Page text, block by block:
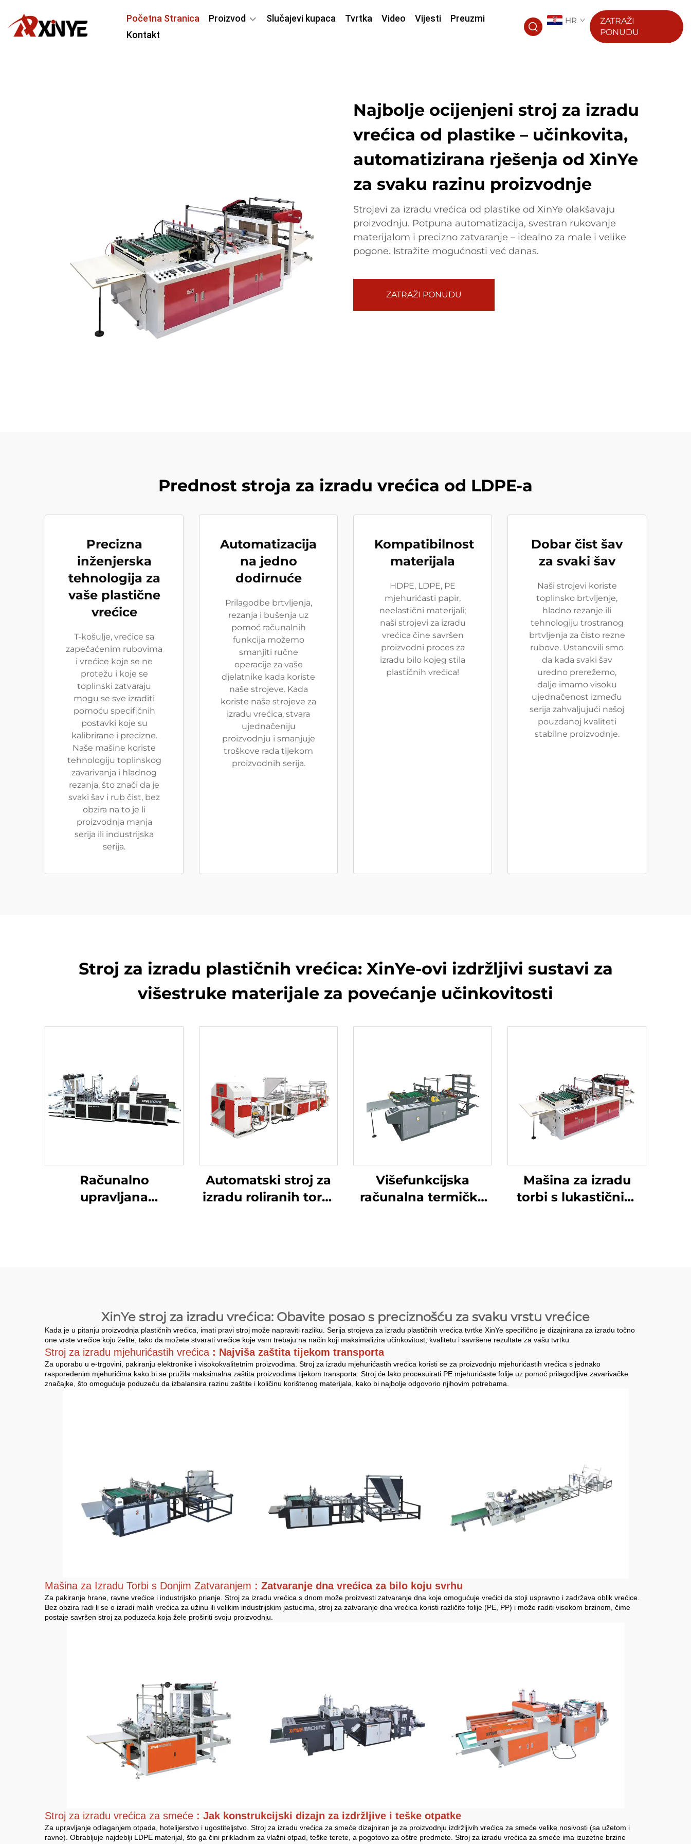
Početna Stranica Proizvod Slučajevi kupaca Tvrtka Video Vijesti
Preuzmi
Kontakt
HR
ZATRAŽI
PONUDU
Najbolje ocijenjeni stroj za izradu
vrećica od plastike – učinkovita,
automatizirana rješenja od XinYe
za svaku razinu proizvodnje
Strojevi za izradu vrećica od plastike od XinYe olakšavaju
proizvodnju. Potpuna automatizacija, svestran rukovanje
materijalom i precizno zatvaranje – idealno za male i velike
pogone. Istražite mogućnosti već danas.
ZATRAŽI PONUDU
Prednost stroja za izradu vrećica od LDPE-a
Precizna
inženjerska
tehnologija za
vaše plastične
vrećice
T-košulje, vrećice sa
zapečaćenim rubovima
i vrećice koje se ne
protežu i koje se
toplinski zatvaraju
mogu se sve izraditi
pomoću specifičnih
postavki koje su
kalibrirane i precizne.
Naše mašine koriste
tehnologiju toplinskog
zavarivanja i hladnog
rezanja, što znači da je
svaki šav i rub čist, bez
obzira na to je li
proizvodnja manja
serija ili industrijska
serija.
Automatizacija
na jedno
dodirnuće
Prilagodbe brtvljenja,
rezanja i bušenja uz
pomoć računalnih
funkcija možemo
smanjiti ručne
operacije za vaše
djelatnike kada koriste
naše strojeve. Kada
koriste naše strojeve za
izradu vrećica, stvara
ujednačeniju
proizvodnju i smanjuje
troškove rada tijekom
proizvodnih serija.
Kompatibilnost
materijala
HDPE, LDPE, PE
mjehurićasti papir,
neelastični materijali;
naši strojevi za izradu
vrećica čine savršen
proizvodni proces za
izradu bilo kojeg stila
plastičnih vrećica!
Dobar čist šav
za svaki šav
Naši strojevi koriste
toplinsko brtvljenje,
hladno rezanje ili
tehnologiju trostranog
brtvljenja za čisto rezne
rubove. Ustanovili smo
da kada svaki šav
uredno prerežemo,
dalje imamo visoku
ujednačenost između
serija zahvaljujući našoj
pouzdanoj kvaliteti
stabilne proizvodnje.
Stroj za izradu plastičnih vrećica: XinYe-ovi izdržljivi sustavi za
višestruke materijale za povećanje učinkovitosti
Računalno
upravljana
Automatski stroj za
izradu roliranih torbi
Višefunkcijska
računalna termička
Mašina za izradu
torbi s lukastičnim
XinYe stroj za izradu vrećica: Obavite posao s preciznošću za svaku vrstu vrećice
Kada je u pitanju proizvodnja plastičnih vrećica, imati pravi stroj može napraviti razliku. Serija strojeva za izradu plastičnih vrećica tvrtke XinYe specifično je dizajnirana za izradu točno
one vrste vrećice koju želite, tako da možete stvarati vrećice koje vam trebaju na način koji maksimalizira učinkovitost, kvalitetu i savršene rezultate za vašu tvrtku.
Stroj za izradu mjehurićastih vrećica : Najviša zaštita tijekom transporta
Za uporabu u e-trgovini, pakiranju elektronike i visokokvalitetnim proizvodima. Stroj za izradu mjehurićastih vrećica koristi se za proizvodnju mjehurićastih vrećica s jednako
raspoređenim mjehurićima kako bi se pružila maksimalna zaštita proizvodima tijekom transporta. Stroj će lako procesuirati PE mjehurićaste folije uz pomoć prilagodljive zavarivačke
značajke, što omogućuje poduzeću da izbalansira razinu zaštite i količinu korištenog materijala, kako bi najbolje odgovorio njihovim potrebama.
Mašina za Izradu Torbi s Donjim Zatvaranjem : Zatvaranje dna vrećica za bilo koju svrhu
Za pakiranje hrane, ravne vrećice i industrijsko prianje. Stroj za izradu vrećica s dnom može proizvesti zatvaranje dna koje omogućuje vrećici da stoji uspravno i zadržava oblik vrećice.
Bez obzira radi li se o izradi malih vrećica za užinu ili velikim industrijskim jastucima, stroj za zatvaranje dna vrećica koristi različite folije (PE, PP) i može raditi visokom brzinom, čime
postaje savršen stroj za poduzeća koja žele proširiti svoju proizvodnju.
Stroj za izradu vrećica za smeće : Jak konstrukcijski dizajn za izdržljive i teške otpatke
Za upravljanje odlaganjem otpada, hotelijerstvo i ugostiteljstvo. Stroj za izradu vrećica za smeće dizajniran je za proizvodnju izdržljivih vrećica za smeće velike nosivosti (sa užetom i
ravne). Obrabljuje najdeblji LDPE materijal, što ga čini prikladnim za vlažni otpad, teške terete, a pogotovo za oštre predmete. Stroj za izradu vrećica za smeće ima izuzetne brzine